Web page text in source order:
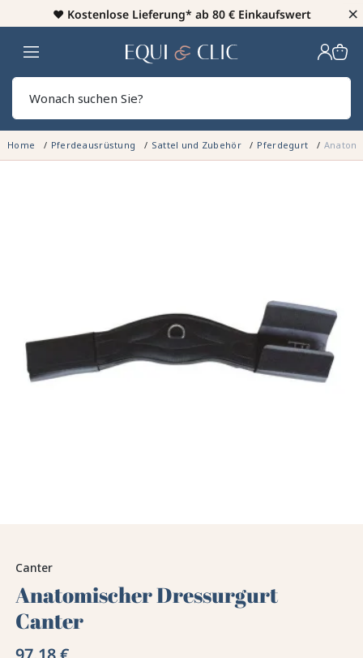
♥️ Kostenlose Lieferung* ab 80 € Einkaufswert ×
Heim
Home Pferdeausrüstung Sattel und Zubehör Pferdegurt
Canter
Anatomischer Dressurgurt
Canter